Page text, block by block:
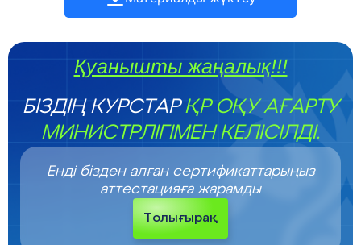
Қуанышты жаңалық!!!
БІЗДІҢ КУРСТАРҚР ОҚУ АҒАРТУ
МИНИСТРЛІГІМЕН КЕЛІСІЛДІ.
Енді бізден алған сертификаттарыңыз
аттестацияға жарамды
Толығырақ